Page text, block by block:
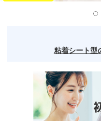
粘着シート型